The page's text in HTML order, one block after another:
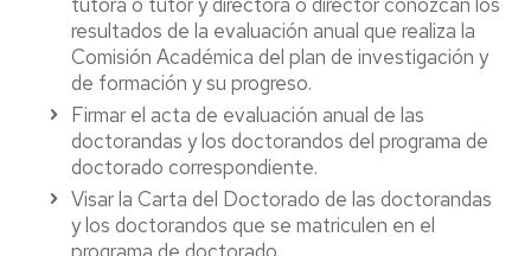
resultados de la evaluación anual que realiza la
Comisión Académica del plan de investigación y
de formación y su progreso.
Firmar el acta de evaluación anual de las
doctorandas y los doctorandos del programa de
doctorado correspondiente.
Visar la Carta del Doctorado de las doctorandas
y los doctorandos que se matriculen en el